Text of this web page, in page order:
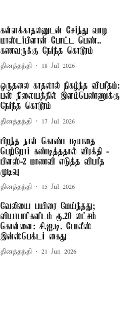
கள்ளக்காதலனுடன் சேர்ந்து வாழ
மாஸ்டர்பிளான் போட்ட பெண்..
கணவருக்கு நேர்ந்த கொடூரம்
தினத்தந்தி 18 Jul 2026
ஒருதலை காதலால் நிகழ்ந்த விபரீதம்:
பஸ் நிலையத்தில் இளம்பெண்ணுக்கு
நேர்ந்த கொடூரம்
தினத்தந்தி 17 Jul 2026
பிறந்த நாள் கொண்டாடியதை
பெற்றோர் கண்டித்ததால் விரக்தி -
பிளஸ்-2 மாணவி எடுத்த விபரீத
முடிவு
தினத்தந்தி 15 Jul 2026
வேலியை பயிரை மேய்ந்தது;
வியாபாரிகளிடம் ரூ.20 லட்சம்
கொள்ளை: சி.ஐ.டி. போலீஸ்
இன்ஸ்பெக்டர் கைது
தினத்தந்தி 21 Jun 2026